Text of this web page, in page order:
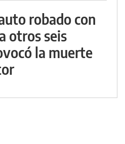
robado con
otros seis
la muerte